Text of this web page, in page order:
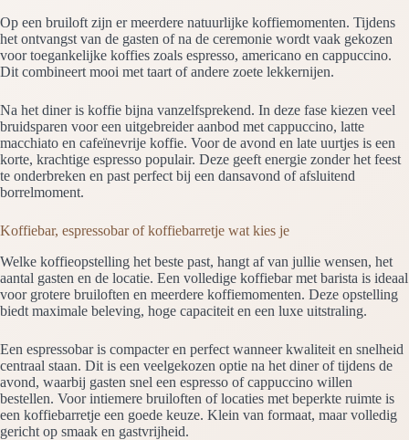
Op een bruiloft zijn er meerdere natuurlijke koffiemomenten. Tijdens
het ontvangst van de gasten of na de ceremonie wordt vaak gekozen
voor toegankelijke koffies zoals espresso, americano en cappuccino.
Dit combineert mooi met taart of andere zoete lekkernijen.
Na het diner is koffie bijna vanzelfsprekend. In deze fase kiezen veel
bruidsparen voor een uitgebreider aanbod met cappuccino, latte
macchiato en cafeïnevrije koffie. Voor de avond en late uurtjes is een
korte, krachtige espresso populair. Deze geeft energie zonder het feest
te onderbreken en past perfect bij een dansavond of afsluitend
borrelmoment.
Koffiebar, espressobar of koffiebarretje wat kies je
Welke koffieopstelling het beste past, hangt af van jullie wensen, het
aantal gasten en de locatie. Een volledige koffiebar met barista is ideaal
voor grotere bruiloften en meerdere koffiemomenten. Deze opstelling
biedt maximale beleving, hoge capaciteit en een luxe uitstraling.
Een espressobar is compacter en perfect wanneer kwaliteit en snelheid
centraal staan. Dit is een veelgekozen optie na het diner of tijdens de
avond, waarbij gasten snel een espresso of cappuccino willen
bestellen. Voor intiemere bruiloften of locaties met beperkte ruimte is
een koffiebarretje een goede keuze. Klein van formaat, maar volledig
gericht op smaak en gastvrijheid.